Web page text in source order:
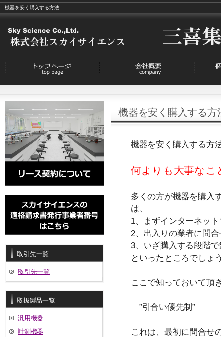
機器を安く購入する方法
機器を安く購入する方
機器を安く購入する方
何よりも大事なこ
多くの方が機器を購入
は、
1、まずインターネッ
2、出入りの業者に問
3、いざ購入する段階
といったところでしょ
ここで知っておいて頂
”引合い優先制”
これは、最初に問合せ
取引先一覧
取引先一覧
取扱製品一覧
汎用機器
計測機器